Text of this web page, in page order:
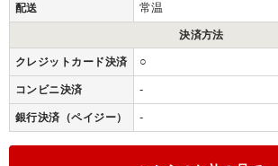
配送 常温
決済方法
クレジットカード決済 ○
コンビニ決済 -
銀行決済（ペイジー） -